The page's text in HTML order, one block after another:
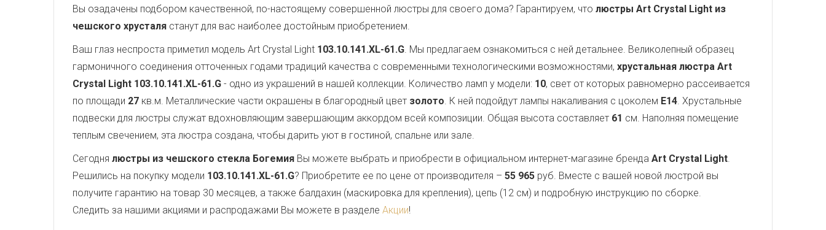
Вы озадачены подбором качественной, по-настоящему совершенной люстры для своего дома? Гарантируем, что люстры Art Crystal Light из
чешского хрусталя станут для вас наиболее достойным приобретением.
Ваш глаз неспроста приметил модель Art Crystal Light 103.10.141.XL-61.G. Мы предлагаем ознакомиться с ней детальнее. Великолепный образец
гармоничного соединения отточенных годами традиций качества с современными технологическими возможностями, хрустальная люстра Art
Crystal Light 103.10.141.XL-61.G - одно из украшений в нашей коллекции. Количество ламп у модели: 10, свет от которых равномерно рассеивается
по площади 27 кв.м. Металлические части окрашены в благородный цвет золото. К ней подойдут лампы накаливания с цоколем E14. Хрустальные
подвески для люстры служат вдохновляющим завершающим аккордом всей композиции. Общая высота составляет 61 см. Наполняя помещение
теплым свечением, эта люстра создана, чтобы дарить уют в гостиной, спальне или зале.
Сегодня люстры из чешского стекла Богемия Вы можете выбрать и приобрести в официальном интернет-магазине бренда Art Crystal Light.
Решились на покупку модели 103.10.141.XL-61.G? Приобретите ее по цене от производителя – 55 965 руб. Вместе с вашей новой люстрой вы
получите гарантию на товар 30 месяцев, а также балдахин (маскировка для крепления), цепь (12 см) и подробную инструкцию по сборке.
Следить за нашими акциями и распродажами Вы можете в разделе Акции!